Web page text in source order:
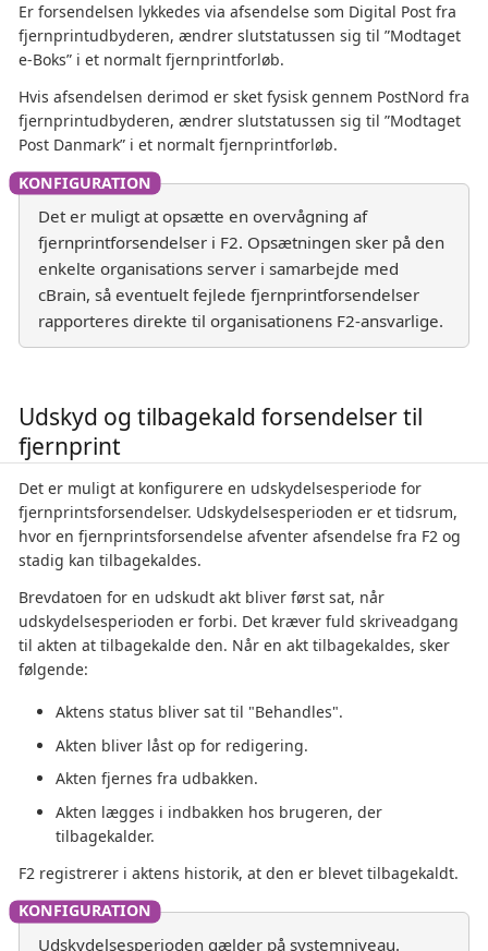
Er forsendelsen lykkedes via afsendelse som Digital Post fra
fjernprintudbyderen, ændrer slutstatussen sig til ”Modtaget
e-Boks” i et normalt fjernprintforløb.
Hvis afsendelsen derimod er sket fysisk gennem PostNord fra
fjernprintudbyderen, ændrer slutstatussen sig til ”Modtaget
Post Danmark” i et normalt fjernprintforløb.
Det er muligt at opsætte en overvågning af
fjernprintforsendelser i F2. Opsætningen sker på den
enkelte organisations server i samarbejde med
cBrain, så eventuelt fejlede fjernprintforsendelser
rapporteres direkte til organisationens F2-ansvarlige.
Udskyd og tilbagekald forsendelser til
fjernprint
Det er muligt at konfigurere en udskydelsesperiode for
fjernprintsforsendelser. Udskydelsesperioden er et tidsrum,
hvor en fjernprintsforsendelse afventer afsendelse fra F2 og
stadig kan tilbagekaldes.
Brevdatoen for en udskudt akt bliver først sat, når
udskydelsesperioden er forbi. Det kræver fuld skriveadgang
til akten at tilbagekalde den. Når en akt tilbagekaldes, sker
følgende:
Aktens status bliver sat til "Behandles".
Akten bliver låst op for redigering.
Akten fjernes fra udbakken.
Akten lægges i indbakken hos brugeren, der
tilbagekalder.
F2 registrerer i aktens historik, at den er blevet tilbagekaldt.
Udskydelsesperioden gælder på systemniveau.